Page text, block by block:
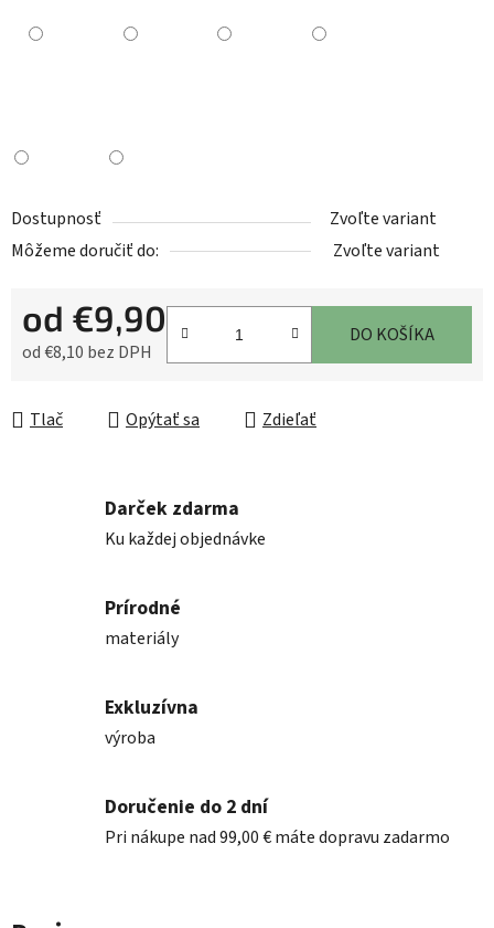
Dostupnosť
Zvoľte variant
Môžeme doručiť do:
Zvoľte variant
od €9,90
od€8,10 bez DPH
DO KOŠÍKA
Tlač Opýtať sa Zdieľať
Darček zdarma
Ku každej objednávke
Prírodné
materiály
Exkluzívna
výroba
Doručenie do 2 dní
Pri nákupe nad 99,00 € máte dopravu zadarmo